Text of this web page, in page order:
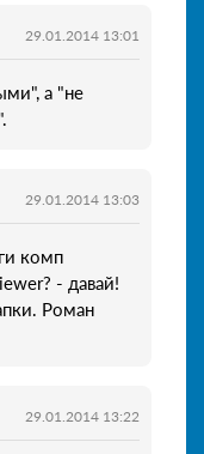
29.01.2014 13:01
а "не
29.01.2014 13:03
комп
- давай!
Роман
29.01.2014 13:22